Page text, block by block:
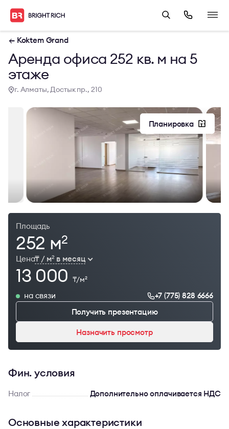
← Koktem Grand
Аренда офиса 252 кв. м на 5
этаже
г. Алматы, Достык пр., 210
Планировка
Площадь
252 м2
Цена₸ / м2в месяц
13 000 ₸/м2
на связи
+7 (775) 828 6666
Получить презентацию
Назначить просмотр
Фин. условия
Налог Дополнительно оплачивается НДС
Основные характеристики